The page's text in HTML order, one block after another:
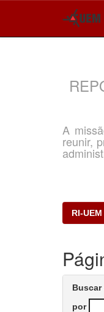
A
reunir,
RI-UEM
Buscar
por